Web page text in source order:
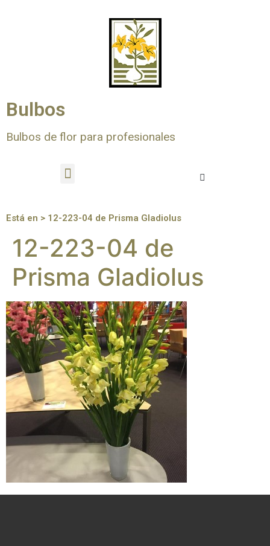
Bulbos
Bulbos de flor para profesionales
Está en > 12-223-04 de Prisma Gladiolus
12-223-04 de
Prisma Gladiolus